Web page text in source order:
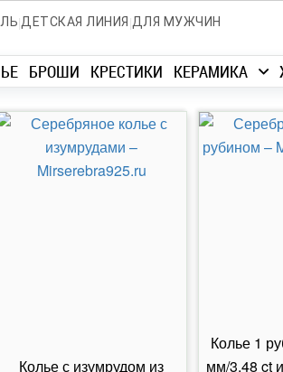
|ДЕТСКАЯ ЛИНИЯ |ДЛЯ МУЖЧИН
БРОШИ КРЕСТИКИ КЕРАМИКА
Колье с изумрудом из
Колье 1
мм/3.48 ct